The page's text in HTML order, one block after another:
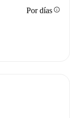
Por díasinfo